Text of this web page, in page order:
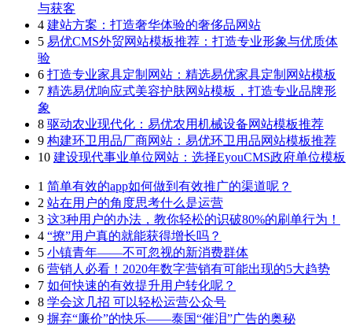
与获客
4 建站方案：打造奢华体验的奢侈品网站
5 易优CMS外贸网站模板推荐：打造专业形象与优质体
验
6 打造专业家具定制网站：精选易优家具定制网站模板
7 精选易优响应式美容护肤网站模板，打造专业品牌形
象
8 驱动农业现代化：易优农用机械设备网站模板推荐
9 构建环卫用品厂商网站：易优环卫用品网站模板推荐
10 建设现代事业单位网站：选择EyouCMS政府单位模板
1 简单有效的app如何做到有效推广的渠道呢？
2 站在用户的角度思考什么是运营
3 这3种用户的办法，教你轻松的识破80%的刷单行为！
4 “撩”用户真的就能获得增长吗？
5 小镇青年——不可忽视的新消费群体
6 营销人必看！2020年数字营销有可能出现的5大趋势
7 如何快速的有效提升用户转化呢？
8 学会这几招 可以轻松运营公众号
9 摒弃“廉价”的快乐——泰国“催泪”广告的奥秘